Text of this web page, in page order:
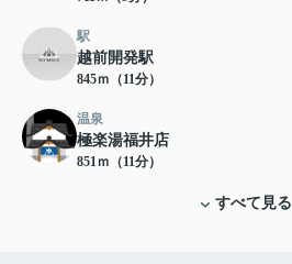
駅
越前開発駅
845ｍ（11分）
温泉
極楽湯福井店
851ｍ（11分）
すべて見る